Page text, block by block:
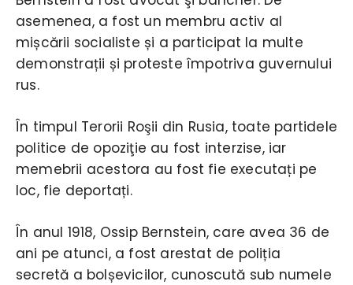
asemenea, a fost un membru activ al
mișcării socialiste și a participat la multe
demonstrații și proteste împotriva guvernului
rus.
În timpul Terorii Roşii din Rusia, toate partidele
politice de opoziţie au fost interzise, iar
memebrii acestora au fost fie executați pe
loc, fie deportați.
În anul 1918, Ossip Bernstein, care avea 36 de
ani pe atunci, a fost arestat de poliția
secretă a bolșevicilor, cunoscută sub numele